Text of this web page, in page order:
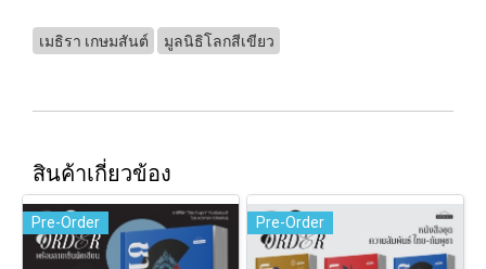
เมธิรา เกษมสันต์ มูลนิธิโลกสีเขียว
สินค้าเกี่ยวข้อง
Pre-Order Pre-Order